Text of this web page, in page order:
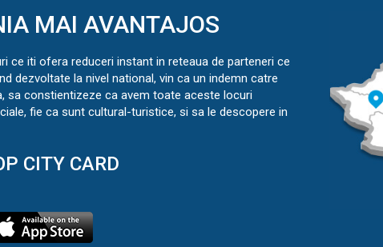
MAI AVANTAJOS
ce iti ofera reduceri instant in reteaua de parteneri ce
dezvoltate la nivel national, vin ca un indemn catre
sa constientizeze ca avem toate aceste locuri
fie ca sunt cultural-turistice, si sa le descopere in
CITY CARD